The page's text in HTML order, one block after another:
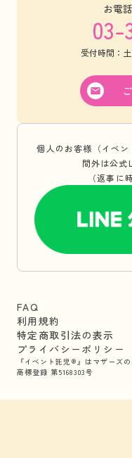
お電
03-
受付時間：
個人のお客様（イベ
間外は公式
（返事に
FAQ
利用規約
特定商取引法の表示
プライバシーポリシー
『イベント託児®』はマザーズの
商標登録 第5168303号